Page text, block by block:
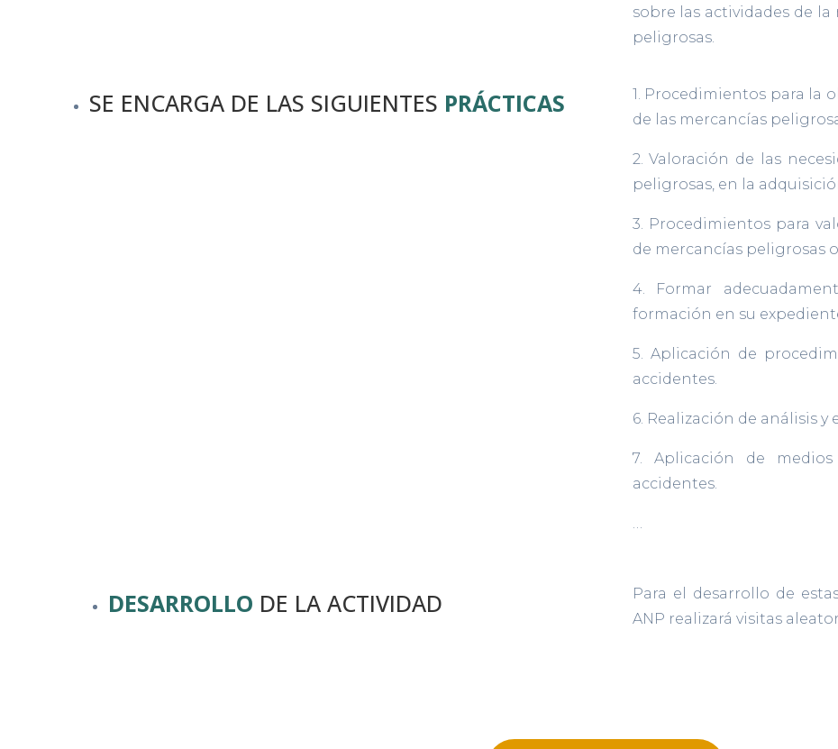
sobre las actividades de
peligrosas.
SE ENCARGA DE LAS SIGUIENTES PRÁCTICAS
1. Procedimientos para la
de las mercancías
2. Valoración de las
peligrosas, en la
3. Procedimientos para
de mercancías peligrosas
4. Formar
formación en su
5. Aplicación de
accidentes.
6. Realización de análisis
7. Aplicación de
accidentes.
DESARROLLO DE LA ACTIVIDAD
Para el desarrollo de
ANP realizará visitas